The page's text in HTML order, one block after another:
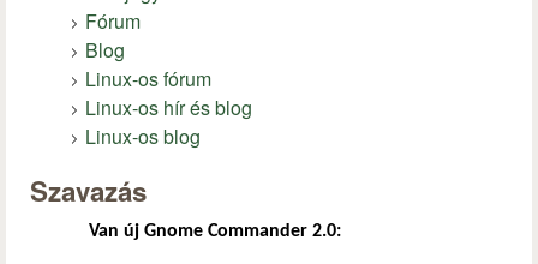
Fórum
Blog
Linux-os fórum
Linux-os hír és blog
Linux-os blog
Szavazás
Van új Gnome Commander 2.0: